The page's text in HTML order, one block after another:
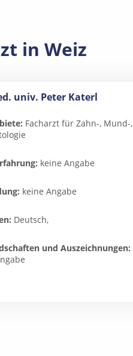
in Weiz
univ. Peter Katerl
Facharzt für Zahn-,
keine Angabe
keine Angabe
Deutsch,
und Auszeichnungen: